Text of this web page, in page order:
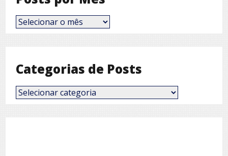
Posts
por
Categorias de Posts
Categorias
de